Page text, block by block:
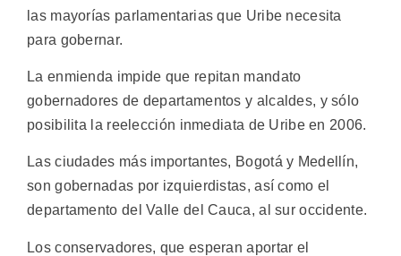
las mayorías parlamentarias que Uribe necesita
para gobernar.
La enmienda impide que repitan mandato
gobernadores de departamentos y alcaldes, y sólo
posibilita la reelección inmediata de Uribe en 2006.
Las ciudades más importantes, Bogotá y Medellín,
son gobernadas por izquierdistas, así como el
departamento del Valle del Cauca, al sur occidente.
Los conservadores, que esperan aportar el